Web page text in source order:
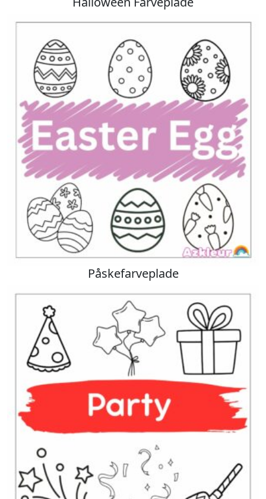
Påskefarveplade